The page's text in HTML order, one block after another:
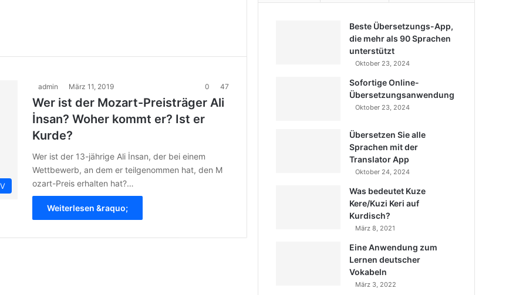
admin März 11, 2019 0 47
Wer ist der Mozart-Preisträger Ali
İnsan? Woher kommt er? Ist er
Kurde?
Wer ist der 13-jährige Ali İnsan, der bei einem
Wettbewerb, an dem er teilgenommen hat, den M
ozart-Preis erhalten hat?…
Weiterlesen &raquo;
Beste Übersetzungs-App,
die mehr als 90 Sprachen
unterstützt
Oktober 23, 2024
Sofortige Online-
Übersetzungsanwendung
Oktober 23, 2024
Übersetzen Sie alle
Sprachen mit der
Translator App
Oktober 24, 2024
Was bedeutet Kuze
Kere/Kuzi Keri auf
Kurdisch?
März 8, 2021
Eine Anwendung zum
Lernen deutscher
Vokabeln
März 3, 2022